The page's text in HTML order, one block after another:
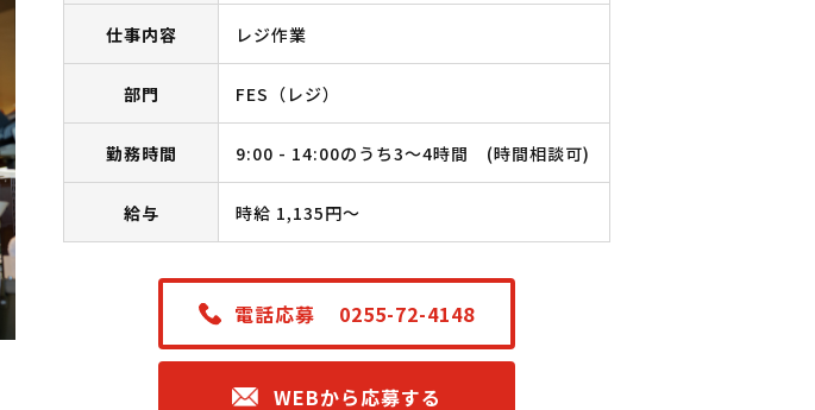
仕事内容 レジ作業
部門 FES（レジ）
勤務時間 9:00 - 14:00のうち3～4時間 (時間相談可)
給与 時給 1,135円〜
電話応募 0255-72-4148
WEBから応募する